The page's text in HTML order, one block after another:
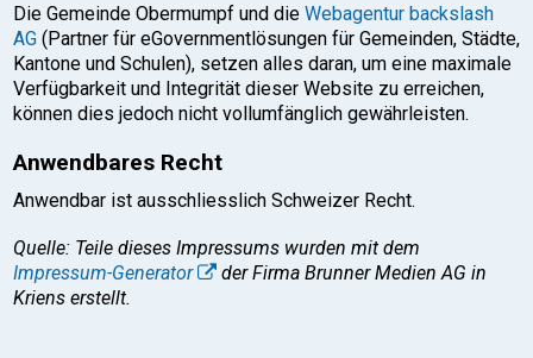
Die Gemeinde Obermumpf und die Webagentur backslash
AG(Partner für eGovernmentlösungen für Gemeinden, Städte,
Kantone und Schulen), setzen alles daran, um eine maximale
Verfügbarkeit und Integrität dieser Website zu erreichen,
können dies jedoch nicht vollumfänglich gewährleisten.
Anwendbares Recht
Anwendbar ist ausschliesslich Schweizer Recht.
Quelle: Teile dieses Impressums wurden mit dem
Impressum-Generator
der Firma Brunner Medien AG in
Kriens erstellt.